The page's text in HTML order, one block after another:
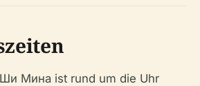
Мина ist rund um die Uhr